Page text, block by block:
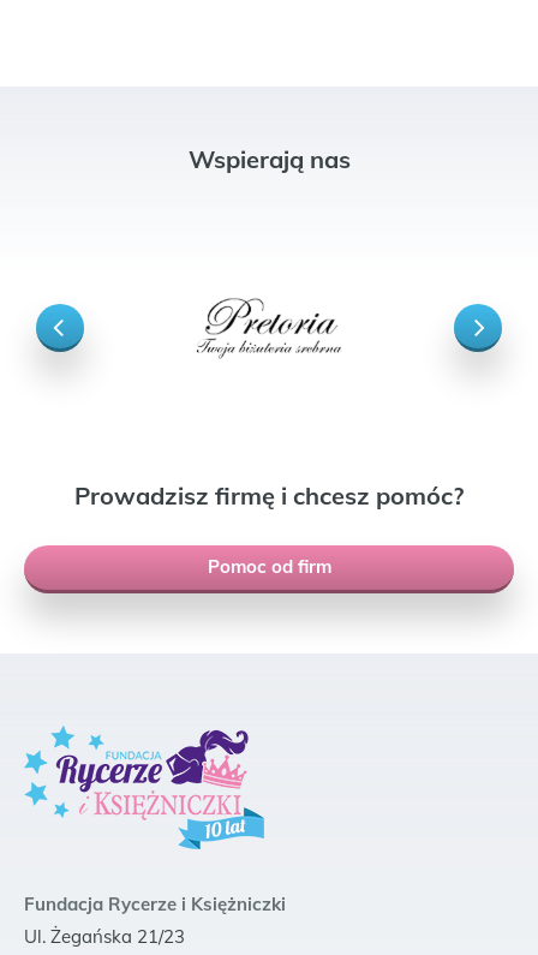
Wspierają nas
Prowadzisz firmę i chcesz pomóc?
Pomoc od firm
Fundacja Rycerze i Księżniczki
Ul. Żegańska 21/23